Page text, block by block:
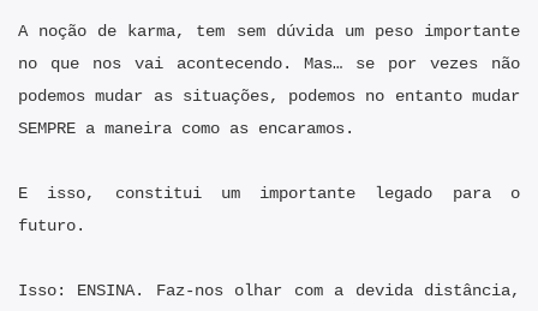
A noção de karma, tem sem dúvida um peso importante
no que nos vai acontecendo. Mas… se por vezes não
podemos mudar as situações, podemos no entanto mudar
SEMPRE a maneira como as encaramos.
E isso, constitui um importante legado para o
futuro.
Isso: ENSINA. Faz-nos olhar com a devida distância,